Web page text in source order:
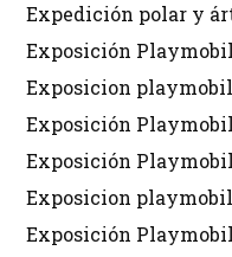
Expedición polar y
Exposición Playmobil
Exposicion
Exposición
Exposición
Exposicion
Exposición